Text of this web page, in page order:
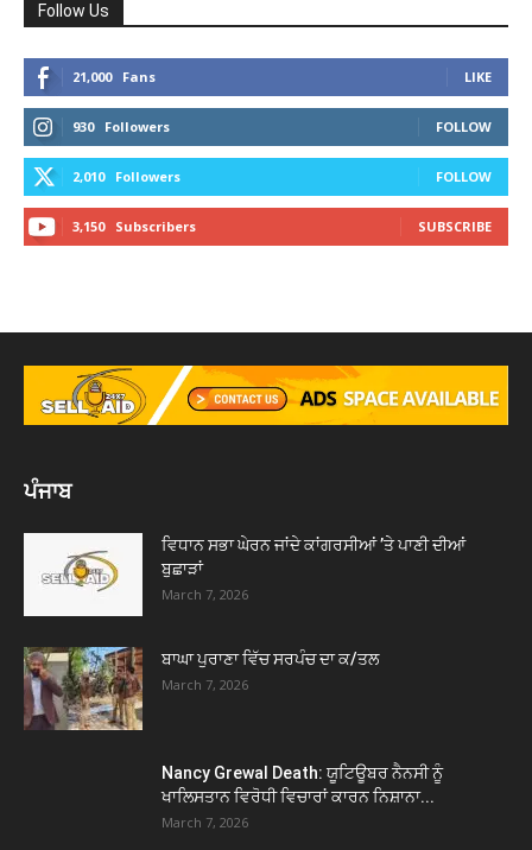
Follow Us
21,000 Fans LIKE
930 Followers FOLLOW
2,010 Followers FOLLOW
3,150 Subscribers SUBSCRIBE
ਪੰਜਾਬ
ਵਿਧਾਨ ਸਭਾ ਘੇਰਨ ਜਾਂਦੇ ਕਾਂਗਰਸੀਆਂ ’ਤੇ ਪਾਣੀ ਦੀਆਂ
ਬੁਛਾੜਾਂ
March 7, 2026
ਬਾਘਾ ਪੁਰਾਣਾ ਵਿੱਚ ਸਰਪੰਚ ਦਾ ਕ/ਤਲ
March 7, 2026
Nancy Grewal Death: ਯੂਟਿਊਬਰ ਨੈਨਸੀ ਨੂੰ
ਖਾਲਿਸਤਾਨ ਵਿਰੋਧੀ ਵਿਚਾਰਾਂ ਕਾਰਨ ਨਿਸ਼ਾਨਾ...
March 7, 2026